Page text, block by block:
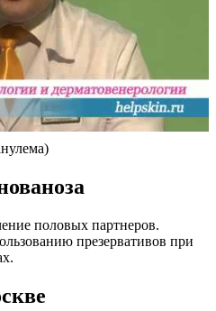
половых партнеров.
презервативов при